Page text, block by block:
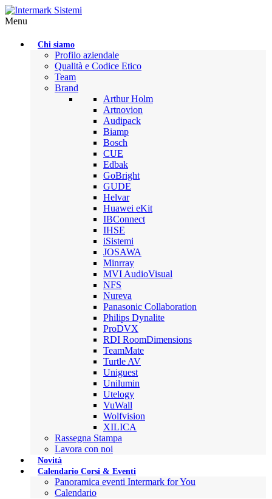
Menu
Chi siamo
Profilo aziendale
Qualità e Codice Etico
Team
Brand
Arthur Holm
Artnovion
Audipack
Biamp
Bosch
CUE
Edbak
GoBright
GUDE
Helvar
Huawei eKit
IBConnect
IHSE
iSistemi
JOSAWA
Minrray
MVI AudioVisual
NFS
Nureva
Panasonic Collaboration
Philips Dynalite
ProDVX
RDI RoomDimensions
TeamMate
Turtle AV
Uniguest
Unilumin
Utelogy
VuWall
Wolfvision
XILICA
Rassegna Stampa
Lavora con noi
Novità
Calendario Corsi & Eventi
Panoramica eventi Intermark for You
Calendario